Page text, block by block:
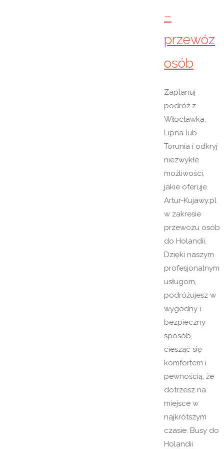
–
przewóz
osób
Zaplanuj
podróż z
Włocławka,
Lipna lub
Torunia i odkryj
niezwykłe
możliwości,
jakie oferuje
Artur-Kujawy.pl
w zakresie
przewozu osób
do Holandii.
Dzięki naszym
profesjonalnym
usługom,
podróżujesz w
wygodny i
bezpieczny
sposób,
ciesząc się
komfortem i
pewnością, że
dotrzesz na
miejsce w
najkrótszym
czasie. Busy do
Holandii